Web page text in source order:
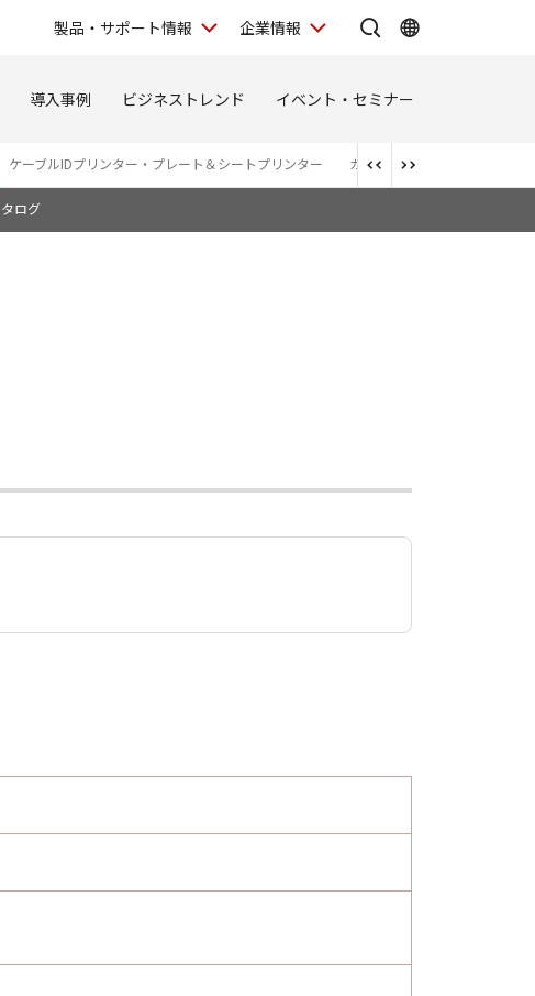
製品・サポート情報 企業情報
導入事例 ビジネストレンド イベント・セミナー
ケーブルIDプリンター・プレート＆シートプリンター カードプリンター
ログ